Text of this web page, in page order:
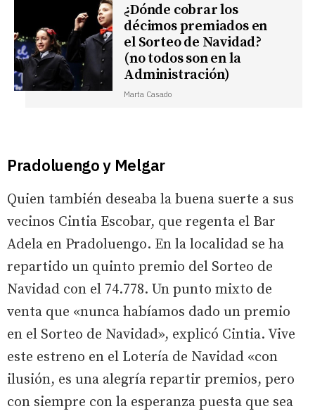
¿Dónde cobrar los
décimos premiados en
el Sorteo de Navidad?
(no todos son en la
Administración)
Marta Casado
Pradoluengo y Melgar
Quien también deseaba la buena suerte a sus
vecinos Cintia Escobar, que regenta el Bar
Adela en Pradoluengo. En la localidad se ha
repartido un quinto premio del Sorteo de
Navidad con el 74.778. Un punto mixto de
venta que «nunca habíamos dado un premio
en el Sorteo de Navidad», explicó Cintia. Vive
este estreno en el Lotería de Navidad «con
ilusión, es una alegría repartir premios, pero
con siempre con la esperanza puesta que sea